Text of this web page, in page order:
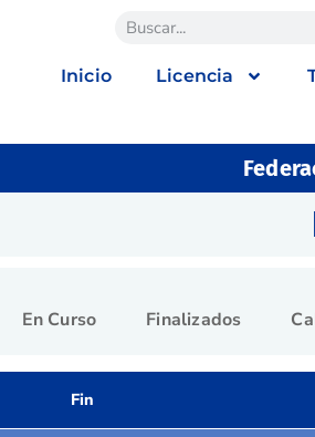
Inicio Licencia
En Curso Finalizados
Fin